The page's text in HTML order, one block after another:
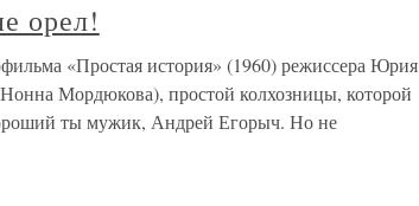
орел!
«Простая история» (1960) режиссера Юрия
Мордюкова), простой колхозницы, которой
ты мужик, Андрей Егорыч. Но не